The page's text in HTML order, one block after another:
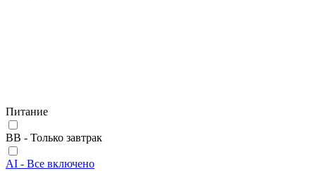
Питание
BB - Только завтрак
AI - Все включено